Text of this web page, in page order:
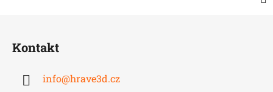
Kontakt
info@hrave3d.cz